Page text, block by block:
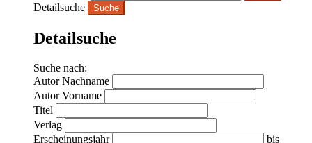
Detailsuche
Suche
Detailsuche
Suche nach:
Autor Nachname
Autor Vorname
Titel
Verlag
Erscheinungsjahr
bis